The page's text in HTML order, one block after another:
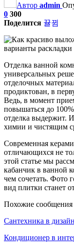
Автор admin
0 300
Поделится
Отделка ванной
универсальных
отделочных
продиктован, в
Ведь, в момент
повышаться до
отделка выдержит.
химии и чистящим
Современная
отличающихся не
этой статье мы
кабанчик в ванной
чем сочетать. Фото
вид плитки станет
Похожие сообщения
Сантехника в
Кондиционер в